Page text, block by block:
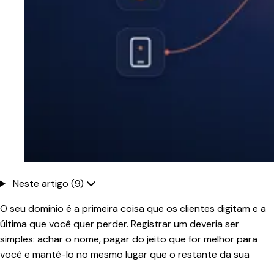
Neste artigo (9)
O seu domínio é a primeira coisa que os clientes digitam e a
última que você quer perder. Registrar um deveria ser
simples: achar o nome, pagar do jeito que for melhor para
você e mantê-lo no mesmo lugar que o restante da sua